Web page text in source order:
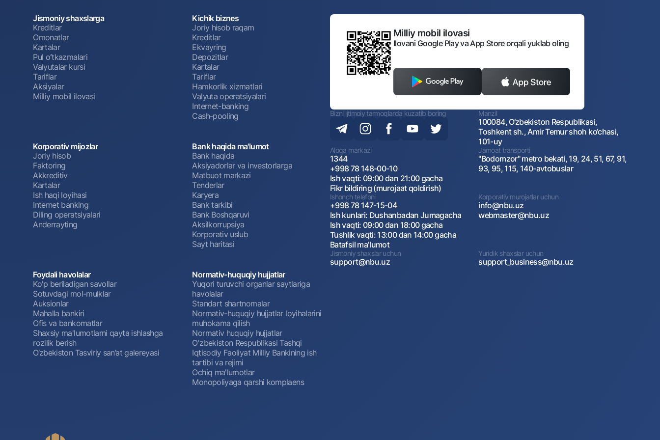
NBU’dan oltin quymalar
Kumush omonat
Garmin pay
Pul oʻtkazmalari Valyutalar kursi
Eskrou hisobvarag‘i
Tariflar
Aksiyalar
Milliy mobil ilovasi
Ko'p beriladigan savollar
Sayt bo‘yicha qidiring
Qidirish
Foydali havolalar
Ko'p beriladigan savollar Ofis va bankomatlarShaxsiy ma'lumotlarni qayta ishlashga rozilik berish
Bizni ijtimoiy tarmoqlarda kuzatib boring Aloqa markazi
+998 78 148-00-10
1344
Jismoniy shaxslarga
Kreditlar
Omonatlar
Kartalar
Pul oʻtkazmalari
Valyutalar kursi
Tariflar
Aksiyalar
Milliy mobil ilovasi
Kichik biznes
Joriy hisob raqam
Kreditlar
Ekvayring
Depozitlar
Kartalar
Tariflar
Hamkorlik xizmatlari
Valyuta operatsiyalari
Internet-banking
Cash-pooling
Korporativ mijozlar
Joriy hisob
Faktoring
Akkreditiv
Kartalar
Ish haqi loyihasi
Internet banking
Diling operatsiyalari
Anderrayting
Bank haqida ma'lumot
Bank haqida
Aksiyadorlar va investorlarga
Matbuot markazi
Tenderlar
Karyera
Bank tarkibi
Bank Boshqaruvi
Aksilkorrupsiya
Korporativ uslub
Sayt haritasi
Foydali havolalar
Ko'p beriladigan savollar
Sotuvdagi mol-mulklar
Auksionlar
Mahalla bankiri
Ofis va bankomatlar
Shaxsiy ma'lumotlarni qayta ishlashga
rozilik berish
O‘zbekiston Tasviriy san’at galereyasi
Normativ-huquqiy hujjatlar
Yuqori turuvchi organlar saytlariga
havolalar
Standart shartnomalar
Normativ-huquqiy hujjatlar loyihalarini
muhokama qilish
Normativ huquqiy hujjatlar
O'zbekiston Respublikasi Tashqi
Iqtisodiy Faoliyat Milliy Bankining ish
tartibi va rejimi
Ochiq ma'lumotlar
Monopoliyaga qarshi komplaens
Milliy mobil ilovasi
Ilovani Google Play va App Store orqali yuklab oling
Bizni ijtimoiy tarmoqlarda kuzatib boring Manzil
100084, O‘zbekiston Respublikasi,
Toshkent sh., Amir Temur shoh ko‘chasi,
101-uy
Aloqa markazi
1344
+998 78 148-00-10
Ish vaqti: 09:00 dan 21:00 gacha
Fikr bildiring (murojaat qoldirish)
Jamoat transporti
"Bodomzor" metro bekati, 19, 24, 51, 67, 91,
93, 95, 115, 140-avtobuslar
Ishonch telefoni
+998 78 147-15-04
Ish kunlari: Dushanbadan Jumagacha
Ish vaqti: 09:00 dan 18:00 gacha
Tushlik vaqti: 13:00 dan 14:00 gacha
Batafsil maʼlumot
Korporativ murojatlar uchun
info@nbu.uz
webmaster@nbu.uz
Jismoniy shaxslar uchun
support@nbu.uz
Yuridik shaxslar uchun
support_business@nbu.uz